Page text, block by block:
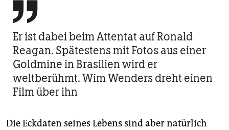

Er ist dabei beim Attentat auf Ronald
Reagan. Spätestens mit Fotos aus einer
Goldmine in Brasilien wird er
weltberühmt. Wim Wenders dreht einen
Film über ihn
Die Eckdaten seines Lebens sind aber natürlich